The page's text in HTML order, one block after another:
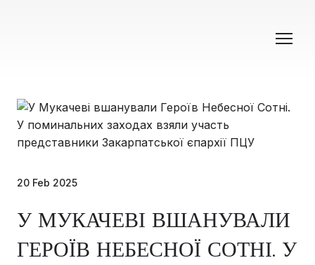
20 Feb 2025
У МУКАЧЕВІ ВШАНУВАЛИ
ГЕРОЇВ НЕБЕСНОЇ СОТНІ. У